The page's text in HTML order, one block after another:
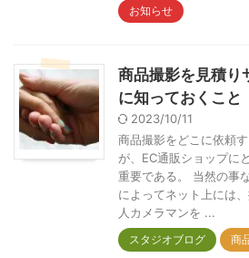
お知らせ
商品撮影を見積り
に知っておくこと
2023/10/11
商品撮影をどこに依頼
が、EC通販ショップに
重要である。 当然の事
によってネット上には
人カメラマンを ...
スタジオブログ 商